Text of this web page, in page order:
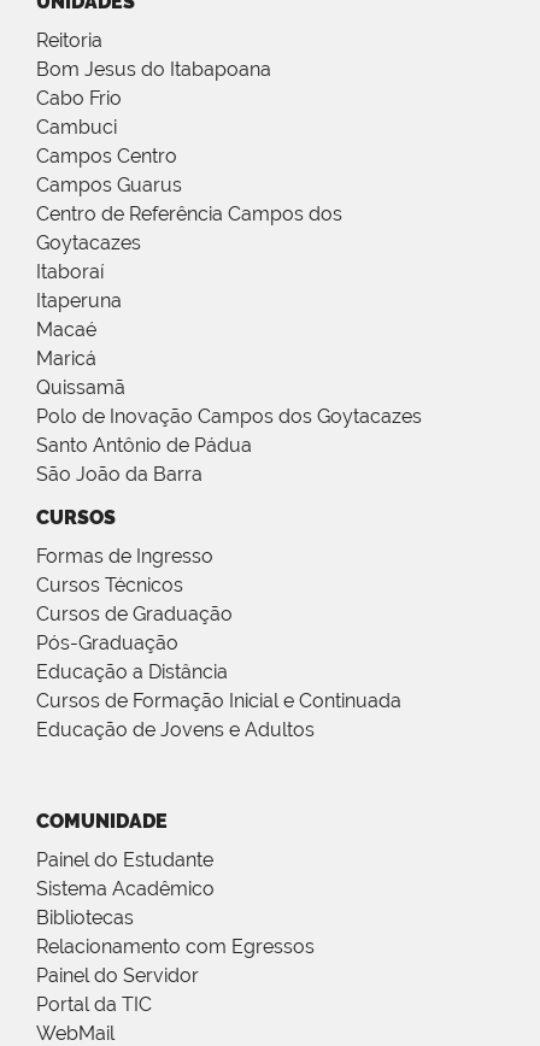
Reitoria
Bom Jesus do Itabapoana
Cabo Frio
Cambuci
Campos Centro
Campos Guarus
Centro de Referência Campos dos
Goytacazes
Itaboraí
Itaperuna
Macaé
Maricá
Quissamã
Polo de Inovação Campos dos Goytacazes
Santo Antônio de Pádua
São João da Barra
CURSOS
Formas de Ingresso
Cursos Técnicos
Cursos de Graduação
Pós-Graduação
Educação a Distância
Cursos de Formação Inicial e Continuada
Educação de Jovens e Adultos
COMUNIDADE
Painel do Estudante
Sistema Acadêmico
Bibliotecas
Relacionamento com Egressos
Painel do Servidor
Portal da TIC
WebMail